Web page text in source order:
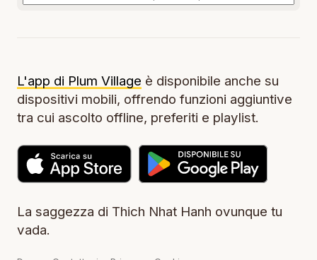
L'app di Plum Village è disponibile anche su
dispositivi mobili, offrendo funzioni aggiuntive
tra cui ascolto offline, preferiti e playlist.
La saggezza di Thich Nhat Hanh ovunque tu
vada.